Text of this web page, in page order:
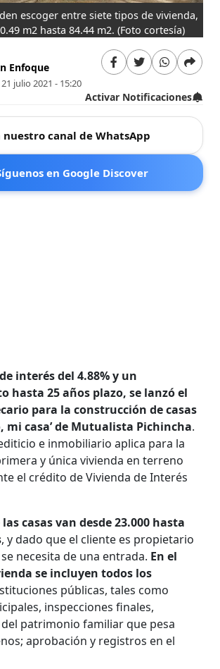
escoger entre siete tipos de vivienda,
m2 hasta 84.44 m2. (Foto cortesía)
Enfoque
julio 2021 - 15:20
Activar Notificaciones
nuestro canal de WhatsApp
en Google Discover
interés del 4.88% y un
hasta 25 años plazo, se lanzó el
para la construcción de casas
mi casa’ de Mutualista Pichincha.
e inmobiliario aplica para la
y única vivienda en terreno
el crédito de Vivienda de Interés
casas van desde 23.000 hasta
, y dado que el cliente es propietario
necesita de una entrada. En el
se incluyen todos los
públicas, tales como
inspecciones finales,
patrimonio familiar que pesa
aprobación y registros en el